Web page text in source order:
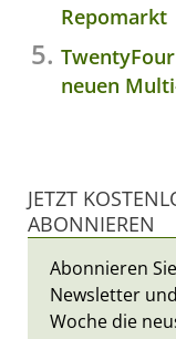
Repomarkt
neuen
JETZT
ABONNIEREN
Abonnieren
Newsletter
Woche die